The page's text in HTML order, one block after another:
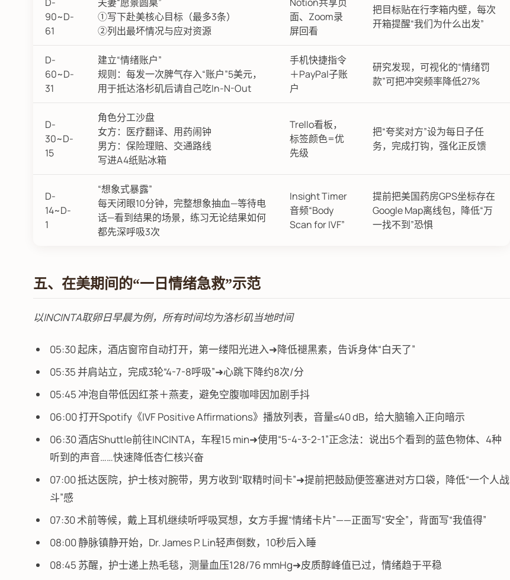
90~D-
61
①写下赴美核心目标（最多3条）
②列出最坏情况与应对资源
面、Zoom录
屏回看
把目标贴在行李箱内壁，每次
开箱提醒“我们为什么出发”
D-
60~D-
31
建立“情绪账户”
规则：每发一次脾气存入“账户”5美元，
用于抵达洛杉矶后请自己吃In-N-Out
手机快捷指令
＋PayPal子账
户
研究发现，可视化的“情绪罚
款”可把冲突频率降低27%
D-
30~D-
15
角色分工沙盘
女方：医疗翻译、用药闹钟
男方：保险理赔、交通路线
写进A4纸贴冰箱
Trello看板，
标签颜色=优
先级
把“夸奖对方”设为每日子任
务，完成打钩，强化正反馈
D-
14~D-
1
“想象式暴露”
每天闭眼10分钟，完整想象抽血—等待电
话—看到结果的场景，练习无论结果如何
都先深呼吸3次
Insight Timer
音频“Body
Scan for IVF”
提前把美国药房GPS坐标存在
Google Map离线包，降低“万
一找不到”恐惧
五、在美期间的“一日情绪急救”示范
以INCINTA取卵日早晨为例，所有时间均为洛杉矶当地时间
05:30 起床，酒店窗帘自动打开，第一缕阳光进入➜降低褪黑素，告诉身体“白天了”
05:35 并肩站立，完成3轮“4-7-8呼吸”➜心跳下降约8次/分
05:45 冲泡自带低因红茶＋燕麦，避免空腹咖啡因加剧手抖
06:00 打开Spotify《IVF Positive Affirmations》播放列表，音量≤40 dB，给大脑输入正向暗示
06:30 酒店Shuttle前往INCINTA，车程15 min➜使用“5-4-3-2-1”正念法：说出5个看到的蓝色物体、4种
听到的声音……快速降低杏仁核兴奋
07:00 抵达医院，护士核对腕带，男方收到“取精时间卡”➜提前把鼓励便签塞进对方口袋，降低“一个人战
斗”感
07:30 术前等候，戴上耳机继续听呼吸冥想，女方手握“情绪卡片”——正面写“安全”，背面写“我值得”
08:00 静脉镇静开始，Dr. James P. Lin轻声倒数，10秒后入睡
08:45 苏醒，护士递上热毛毯，测量血压128/76 mmHg➜皮质醇峰值已过，情绪趋于平稳